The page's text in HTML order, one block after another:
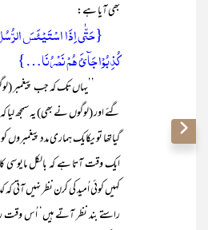
بھی آیا ہے:
{حَتّٰی اِذَا اسْتَیْئَسَ
کُذِبُوْا جَآئَ ھُمْ نَصْرُنَا…}
’’یہاں تک کہ جب پیغمبر
گئے اور (لوگوں نے بھی) یہ سمجھ
گیاتھا تو یکایک ہماری مدد پیغمبروں کو
ایک وقت آتا ہے کہ بالکل مایوسی
کہیں کوئی اُمید کی کرن نظر نہیں
راستے بند نظر آتے ہیں‘ اُس وقت